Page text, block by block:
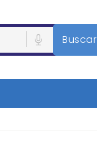
Buscar